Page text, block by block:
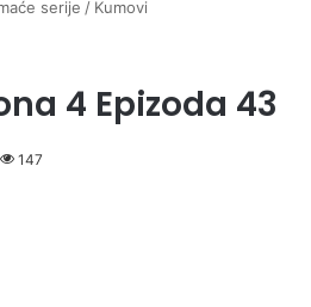
serije / Kumovi
4 Epizoda 43
147